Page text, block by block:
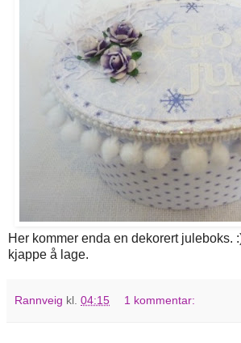
Her kommer enda en dekorert juleboks.
kjappe å lage.
Rannveig kl. 04:15 1 kommentar: